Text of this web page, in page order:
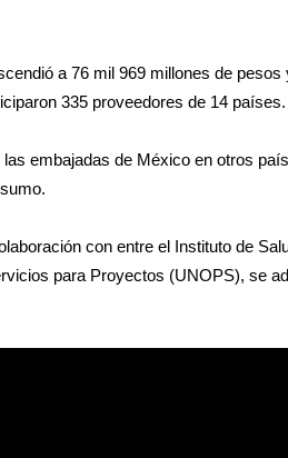
a 76 mil 969 millones de
335 proveedores de 14 países.
embajadas de México en otros
con entre el Instituto de
para Proyectos (UNOPS), se